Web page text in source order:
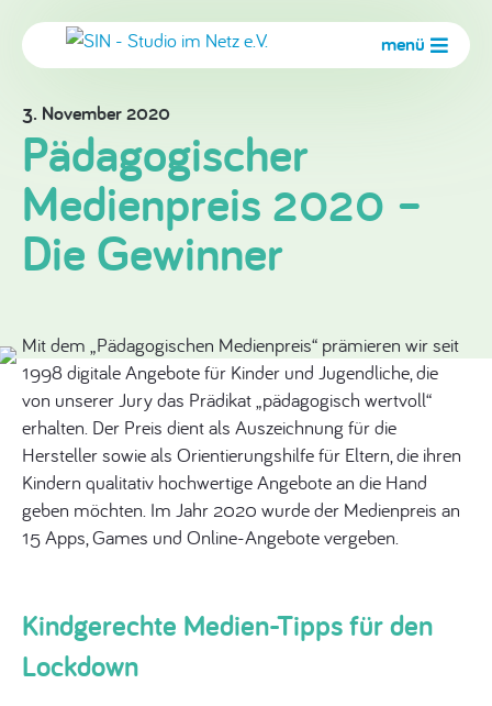
menü
3. November 2020
Pädagogischer
Medienpreis 2020 –
Die Gewinner
Mit dem „Pädagogischen Medienpreis“ prämieren wir seit
1998 digitale Angebote für Kinder und Jugendliche, die
von unserer Jury das Prädikat „pädagogisch wertvoll“
erhalten. Der Preis dient als Auszeichnung für die
Hersteller sowie als Orientierungshilfe für Eltern, die ihren
Kindern qualitativ hochwertige Angebote an die Hand
geben möchten. Im Jahr 2020 wurde der Medienpreis an
15 Apps, Games und Online-Angebote vergeben.
Kindgerechte Medien-Tipps für den
Lockdown